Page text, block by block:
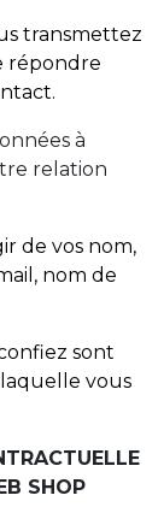
transmettez
répondre
à
relation
de vos nom,
nom de
sont
vous
SHOP